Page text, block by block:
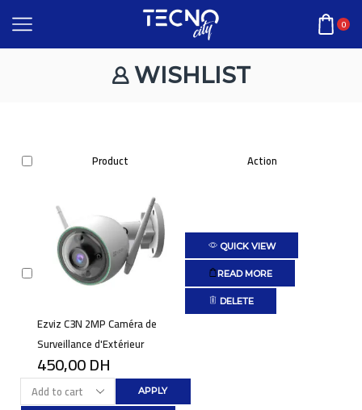
0
WISHLIST
Product Action
Ezviz C3N 2MP Caméra de
Surveillance d'Extérieur
450,00DH
QUICK VIEW
READ MORE
DELETE
APPLY